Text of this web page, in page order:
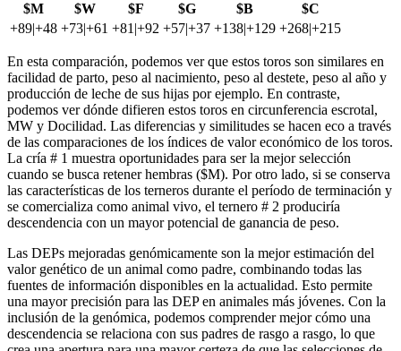
$M
$W $F $G $B
$C
+89|+48 +73|+61 +81|+92 +57|+37 +138|+129 +268|+215
En esta comparación, podemos ver que estos toros son similares en
facilidad de parto, peso al nacimiento, peso al destete, peso al año y
producción de leche de sus hijas por ejemplo. En contraste,
podemos ver dónde difieren estos toros en circunferencia escrotal,
MW y Docilidad. Las diferencias y similitudes se hacen eco a través
de las comparaciones de los índices de valor económico de los toros.
La cría # 1 muestra oportunidades para ser la mejor selección
cuando se busca retener hembras ($M). Por otro lado, si se conserva
las características de los terneros durante el período de terminación y
se comercializa como animal vivo, el ternero # 2 produciría
descendencia con un mayor potencial de ganancia de peso.
Las DEPs mejoradas genómicamente son la mejor estimación del
valor genético de un animal como padre, combinando todas las
fuentes de información disponibles en la actualidad. Esto permite
una mayor precisión para las DEP en animales más jóvenes. Con la
inclusión de la genómica, podemos comprender mejor cómo una
descendencia se relaciona con sus padres de rasgo a rasgo, lo que